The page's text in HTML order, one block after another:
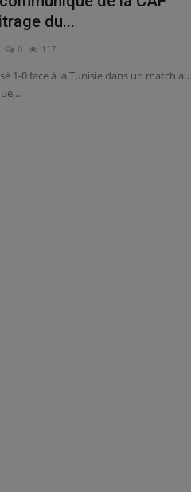
du...
0 117
1-0 face à la Tunisie dans un match au